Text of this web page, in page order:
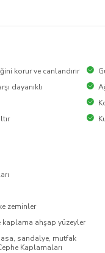
korur ve canlandırır
dayanıklı
zeminler
kaplama ahşap yüzeyler
sandalye, mutfak
Kaplamaları